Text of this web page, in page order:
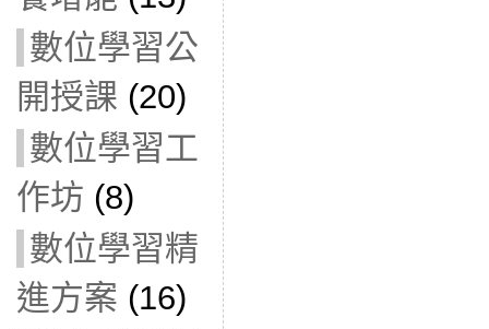
數位學習公
開授課 (20)
數位學習工
作坊 (8)
數位學習精
進方案 (16)